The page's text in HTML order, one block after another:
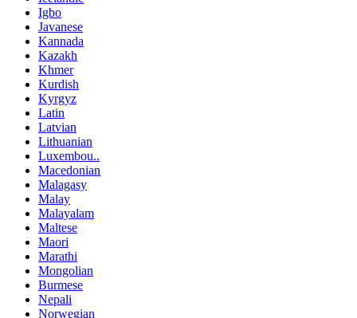
Igbo
Javanese
Kannada
Kazakh
Khmer
Kurdish
Kyrgyz
Latin
Latvian
Lithuanian
Luxembou..
Macedonian
Malagasy
Malay
Malayalam
Maltese
Maori
Marathi
Mongolian
Burmese
Nepali
Norwegian